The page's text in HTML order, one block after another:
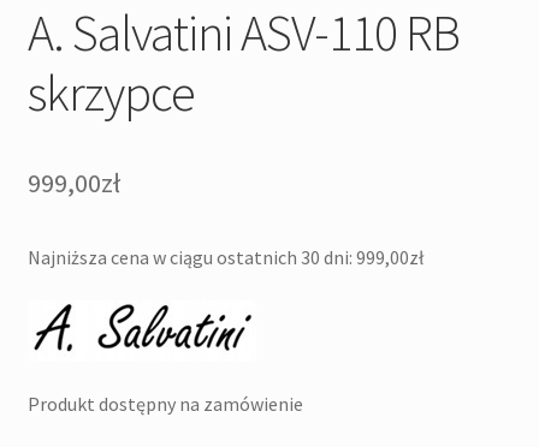
A. Salvatini ASV-110 RB
skrzypce
999,00zł
Najniższa cena w ciągu ostatnich 30 dni: 999,00zł
Produkt dostępny na zamówienie